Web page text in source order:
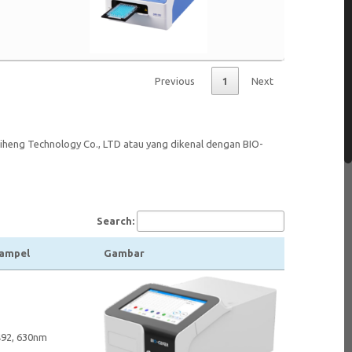
Previous 1 Next
Technology Co., LTD atau yang dikenal dengan BIO-
Search:
Gambar
630nm